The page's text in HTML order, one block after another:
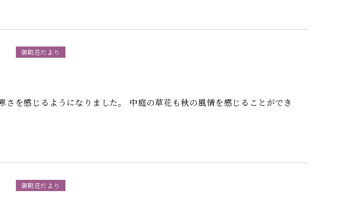
ひお確かめください。
御殿荘だより
うになりました。 中庭の草花も秋の風情を感じることができ
御殿荘だより